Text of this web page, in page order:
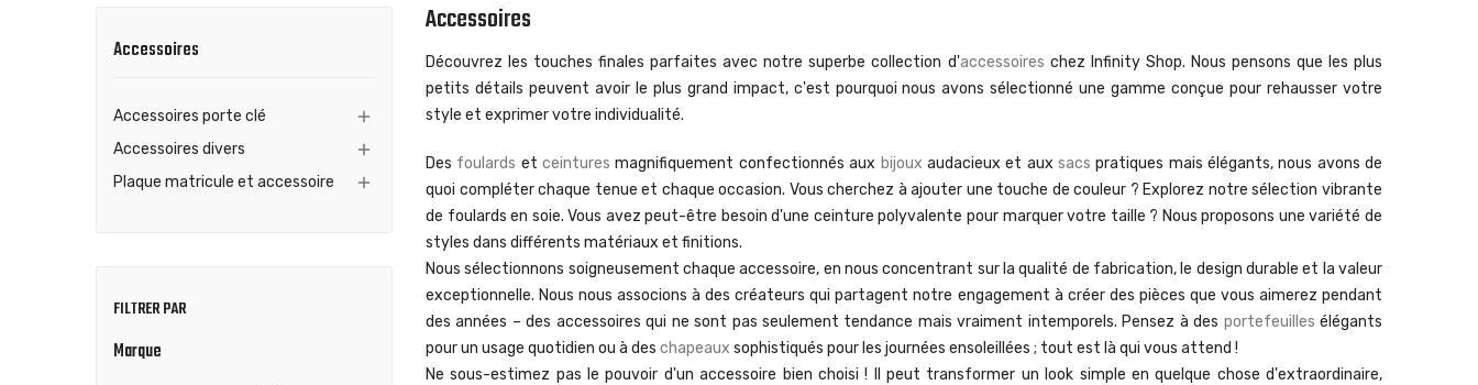
Accessoires
Accessoires porte clé 
Accessoires divers 
Plaque matricule et accessoire 
FILTRER PAR
Marque
Accessoires
Découvrez les touches finales parfaites avec notre superbe collection d'accessoires chez Infinity Shop. Nous pensons que les plus
petits détails peuvent avoir le plus grand impact, c'est pourquoi nous avons sélectionné une gamme conçue pour rehausser votre
style et exprimer votre individualité.
Des foulards etceintures magnifiquement confectionnés aux bijoux audacieux et aux sacs pratiques mais élégants, nous avons de
quoi compléter chaque tenue et chaque occasion. Vous cherchez à ajouter une touche de couleur ? Explorez notre sélection vibrante
de foulards en soie. Vous avez peut-être besoin d'une ceinture polyvalente pour marquer votre taille ? Nous proposons une variété de
styles dans différents matériaux et finitions.
Nous sélectionnons soigneusement chaque accessoire, en nous concentrant sur la qualité de fabrication, le design durable et la valeur
exceptionnelle. Nous nous associons à des créateurs qui partagent notre engagement à créer des pièces que vous aimerez pendant
des années – des accessoires qui ne sont pas seulement tendance mais vraiment intemporels. Pensez à des portefeuilles élégants
pour un usage quotidien ou à des chapeaux sophistiqués pour les journées ensoleillées ; tout est là qui vous attend !
Ne sous-estimez pas le pouvoir d'un accessoire bien choisi ! Il peut transformer un look simple en quelque chose d'extraordinaire,